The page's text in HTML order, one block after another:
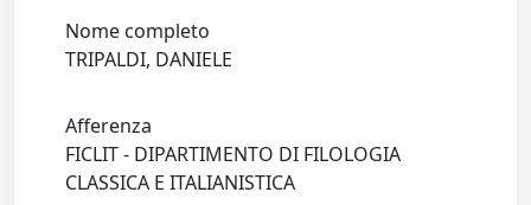
Nome completo
TRIPALDI, DANIELE
Afferenza
FICLIT - DIPARTIMENTO DI FILOLOGIA
CLASSICA E ITALIANISTICA